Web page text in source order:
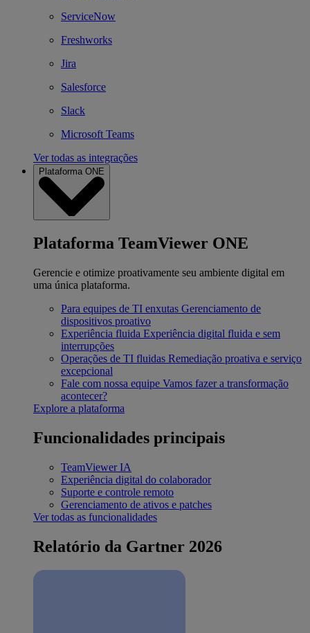
ServiceNow
Freshworks
Jira
Salesforce
Slack
Microsoft Teams
Ver todas as integrações
Plataforma ONE
Plataforma TeamViewer ONE
Gerencie e otimize proativamente seu ambiente digital em
uma única plataforma.
Para equipes de TI enxutas Gerenciamento de
dispositivos proativo
Experiência fluida Experiência digital fluida e sem
interrupções
Operações de TI fluidas Remediação proativa e serviço
excepcional
Fale com nossa equipe Vamos fazer a transformação
acontecer?
Explore a plataforma
Funcionalidades principais
TeamViewer IA
Experiência digital do colaborador
Suporte e controle remoto
Gerenciamento de ativos e patches
Ver todas as funcionalidades
Relatório da Gartner 2026